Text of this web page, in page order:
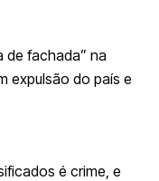
de fachada” na
expulsão do país e
é crime, e